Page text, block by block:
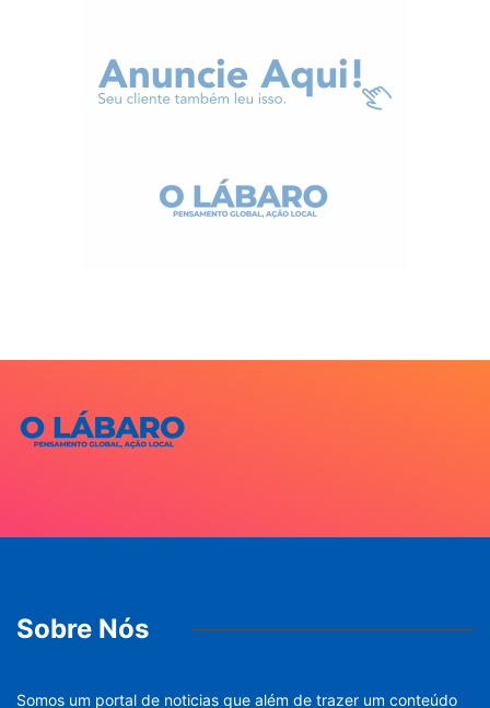
Sobre Nós
Somos um portal de noticias que além de trazer um conteúdo